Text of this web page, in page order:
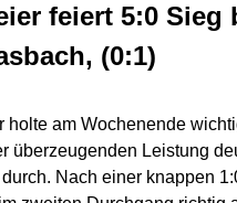
feiert 5:0 Sieg
(0:1)
holte am Wochenende
überzeugenden Leistung
Nach einer knappen